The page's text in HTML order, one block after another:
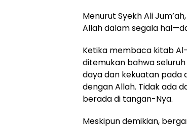
Menurut Syekh Ali
Allah dalam segala
Ketika membaca kitab
ditemukan bahwa
daya dan kekuatan pada
dengan Allah. Tidak ada
berada di tangan-Nya.
Meskipun demikian,